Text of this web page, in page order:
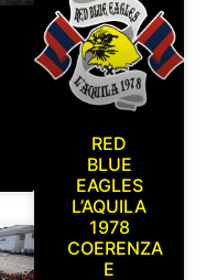
RED
BLUE
EAGLES
L’AQUILA
1978
COERENZA
E